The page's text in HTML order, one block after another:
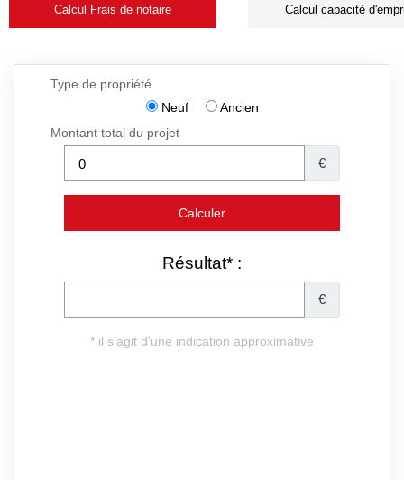
Calcul Frais de notaire Calcul capacité